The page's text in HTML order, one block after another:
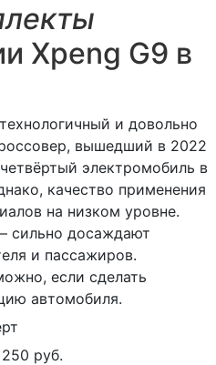
Xpeng G9 в
и довольно
вышедший в 2022
электромобиль в
качество применения
на низком уровне.
сильно досаждают
и пассажиров.
если сделать
автомобиля.
руб.